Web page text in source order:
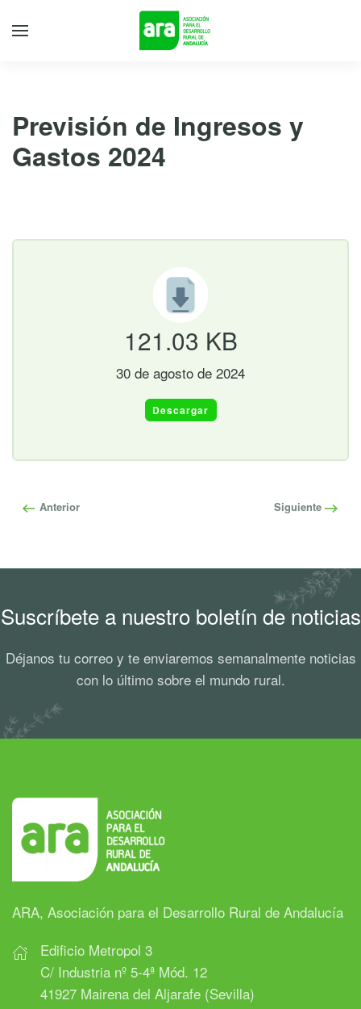
Previsión de Ingresos y
Gastos 2024
121.03 KB
30 de agosto de 2024
Descargar
Anterior Siguiente
Suscríbete a nuestro boletín de noticias
Déjanos tu correo y te enviaremos semanalmente noticias
con lo último sobre el mundo rural.
ARA, Asociación para el Desarrollo Rural de Andalucía
Edificio Metropol 3
C/ Industria nº 5-4ª Mód. 12
41927 Mairena del Aljarafe (Sevilla)